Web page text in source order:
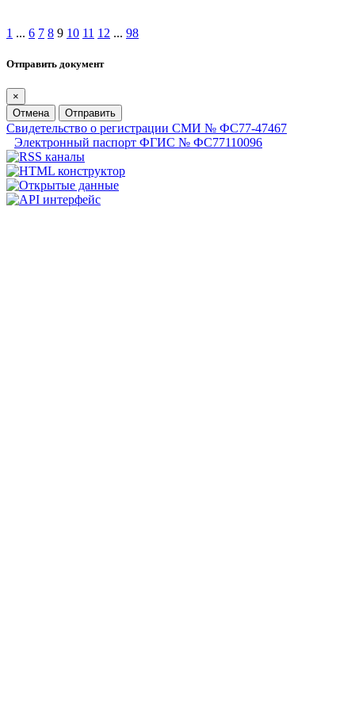
1 ... 6 7 8 9 10 11 12 ... 98
Отправить документ
×
Отмена
Отправить
Свидетельство о регистрации СМИ № ФС77-47467
Электронный паспорт ФГИС № ФС77110096